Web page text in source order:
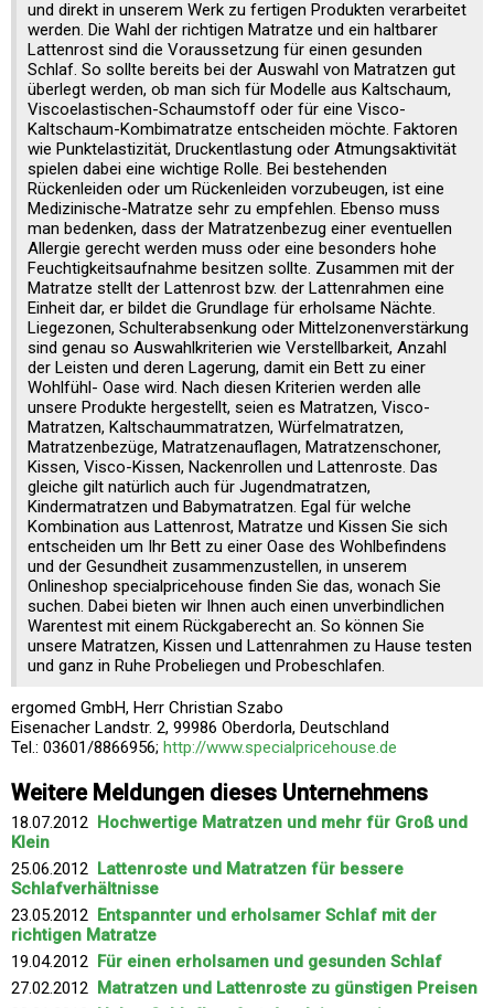
und direkt in unserem Werk zu fertigen Produkten verarbeitet
werden. Die Wahl der richtigen Matratze und ein haltbarer
Lattenrost sind die Voraussetzung für einen gesunden
Schlaf. So sollte bereits bei der Auswahl von Matratzen gut
überlegt werden, ob man sich für Modelle aus Kaltschaum,
Viscoelastischen-Schaumstoff oder für eine Visco-
Kaltschaum-Kombimatratze entscheiden möchte. Faktoren
wie Punktelastizität, Druckentlastung oder Atmungsaktivität
spielen dabei eine wichtige Rolle. Bei bestehenden
Rückenleiden oder um Rückenleiden vorzubeugen, ist eine
Medizinische-Matratze sehr zu empfehlen. Ebenso muss
man bedenken, dass der Matratzenbezug einer eventuellen
Allergie gerecht werden muss oder eine besonders hohe
Feuchtigkeitsaufnahme besitzen sollte. Zusammen mit der
Matratze stellt der Lattenrost bzw. der Lattenrahmen eine
Einheit dar, er bildet die Grundlage für erholsame Nächte.
Liegezonen, Schulterabsenkung oder Mittelzonenverstärkung
sind genau so Auswahlkriterien wie Verstellbarkeit, Anzahl
der Leisten und deren Lagerung, damit ein Bett zu einer
Wohlfühl- Oase wird. Nach diesen Kriterien werden alle
unsere Produkte hergestellt, seien es Matratzen, Visco-
Matratzen, Kaltschaummatratzen, Würfelmatratzen,
Matratzenbezüge, Matratzenauflagen, Matratzenschoner,
Kissen, Visco-Kissen, Nackenrollen und Lattenroste. Das
gleiche gilt natürlich auch für Jugendmatratzen,
Kindermatratzen und Babymatratzen. Egal für welche
Kombination aus Lattenrost, Matratze und Kissen Sie sich
entscheiden um Ihr Bett zu einer Oase des Wohlbefindens
und der Gesundheit zusammenzustellen, in unserem
Onlineshop specialpricehouse finden Sie das, wonach Sie
suchen. Dabei bieten wir Ihnen auch einen unverbindlichen
Warentest mit einem Rückgaberecht an. So können Sie
unsere Matratzen, Kissen und Lattenrahmen zu Hause testen
und ganz in Ruhe Probeliegen und Probeschlafen.
ergomed GmbH, Herr Christian Szabo
Eisenacher Landstr. 2, 99986 Oberdorla, Deutschland
Tel.: 03601/8866956; http://www.specialpricehouse.de
Weitere Meldungen dieses Unternehmens
18.07.2012 Hochwertige Matratzen und mehr für Groß und
Klein
25.06.2012 Lattenroste und Matratzen für bessere
Schlafverhältnisse
23.05.2012 Entspannter und erholsamer Schlaf mit der
richtigen Matratze
19.04.2012 Für einen erholsamen und gesunden Schlaf
27.02.2012 Matratzen und Lattenroste zu günstigen Preisen